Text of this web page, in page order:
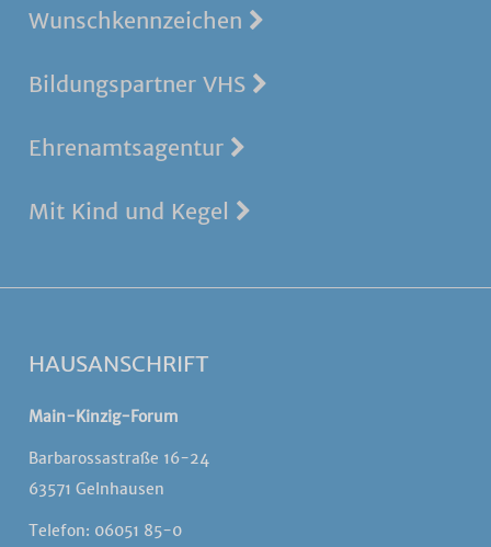
Wunschkennzeichen
Bildungspartner VHS
Ehrenamtsagentur
Mit Kind und Kegel
HAUSANSCHRIFT
Main-Kinzig-Forum
Barbarossastraße 16-24
63571 Gelnhausen
Telefon: 06051 85-0